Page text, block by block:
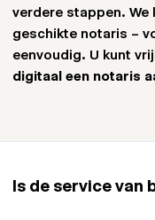
verdere stappen. We
geschikte notaris –
eenvoudig. U kunt
digitaal een notaris
Is de service van